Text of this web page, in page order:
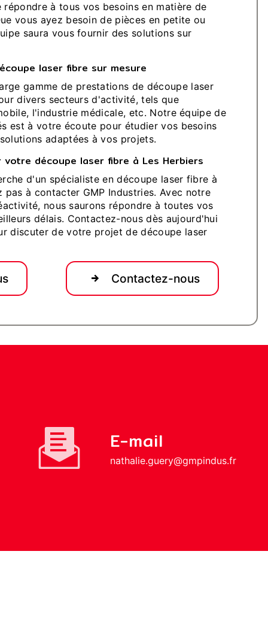
répondre à tous vos besoins en matière de
vous ayez besoin de pièces en petite ou
saura vous fournir des solutions sur
laser fibre sur mesure
gamme de prestations de découpe laser
divers secteurs d'activité, tels que
l'industrie médicale, etc. Notre équipe de
est à votre écoute pour étudier vos besoins
adaptées à vos projets.
découpe laser fibre à Les Herbiers
d'un spécialiste en découpe laser fibre à
pas à contacter GMP Industries. Avec notre
nous saurons répondre à toutes vos
délais. Contactez-nous dès aujourd'hui
discuter de votre projet de découpe laser
Contactez-nous
E-mail
nathalie.guery@gmpindus.fr